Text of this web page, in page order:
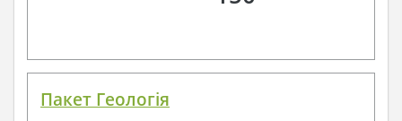
Пакет Геологія